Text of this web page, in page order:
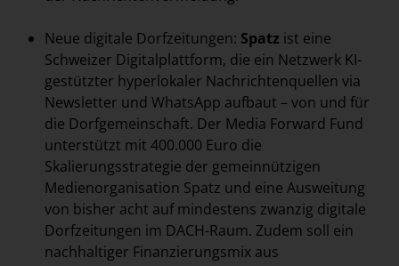
Neue digitale Dorfzeitungen: Spatz ist eine
Schweizer Digitalplattform, die ein Netzwerk KI-
gestützter hyperlokaler Nachrichtenquellen via
Newsletter und WhatsApp aufbaut – von und für
die Dorfgemeinschaft. Der Media Forward Fund
unterstützt mit 400.000 Euro die
Skalierungsstrategie der gemeinnützigen
Medienorganisation Spatz und eine Ausweitung
von bisher acht auf mindestens zwanzig digitale
Dorfzeitungen im DACH-Raum. Zudem soll ein
nachhaltiger Finanzierungsmix aus